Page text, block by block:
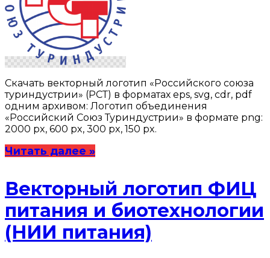
Скачать векторный логотип «Российского союза
туриндустрии» (РСТ) в форматах eps, svg, cdr, pdf
одним архивом: Логотип объединения
«Российский Союз Туриндустрии» в формате png:
2000 px, 600 px, 300 px, 150 px.
Читать далее »
Векторный логотип ФИЦ
питания и биотехнологии
(НИИ питания)